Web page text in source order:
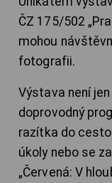
ČZ 175/502
mohou
fotografii.
Výstava není
doprovodný
razítka do
úkoly nebo se
„Červená: V